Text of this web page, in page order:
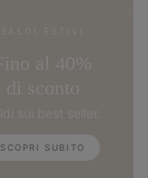
SCOPRI SUBITO